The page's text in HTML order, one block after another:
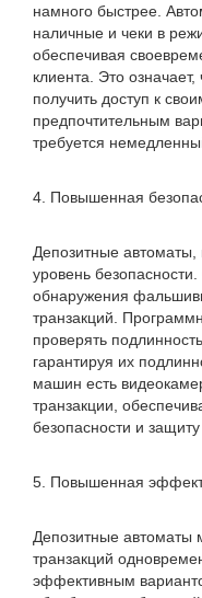
намного быстрее.
наличные и чеки в
обеспечивая
клиента. Это
получить доступ к
предпочтительным
требуется
4. Повышенная
Депозитные
уровень
обнаружения
транзакций.
проверять
гарантируя их
машин есть
транзакции,
безопасности и
5. Повышенная
Депозитные автоматы
транзакций
эффективным